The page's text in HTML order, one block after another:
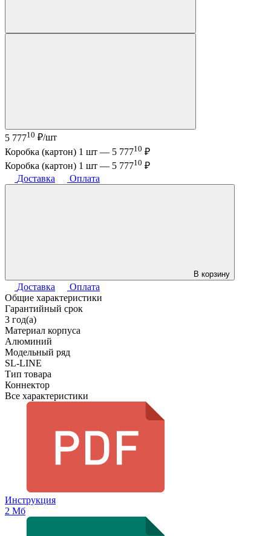
5 77710 ₽/шт
Коробка (картон) 1 шт — 5 77710 ₽
Коробка (картон) 1 шт — 5 77710 ₽
Доставка
Оплата
В корзину
Доставка
Оплата
Общие характеристики
Гарантийный срок
3 год(а)
Материал корпуса
Алюминий
Модельный ряд
SL-LINE
Тип товара
Коннектор
Все характеристики
Инструкция
2 Мб